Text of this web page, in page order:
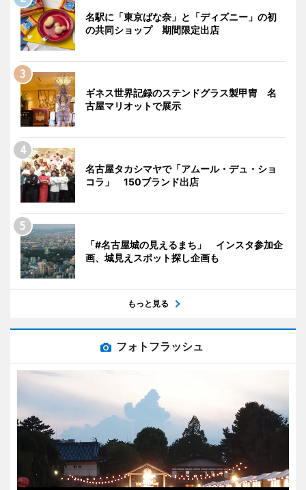
名駅に「東京ばな奈」と「ディズニー」の初
の共同ショップ 期間限定出店
ギネス世界記録のステンドグラス製甲冑 名
古屋マリオットで展示
名古屋タカシマヤで「アムール・デュ・ショ
コラ」 150ブランド出店
「#名古屋城の見えるまち」 インスタ参加企
画、城見えスポット探し企画も
もっと見る
フォトフラッシュ